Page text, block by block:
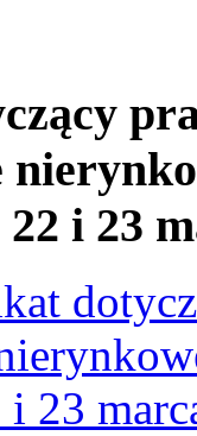
i 23
23